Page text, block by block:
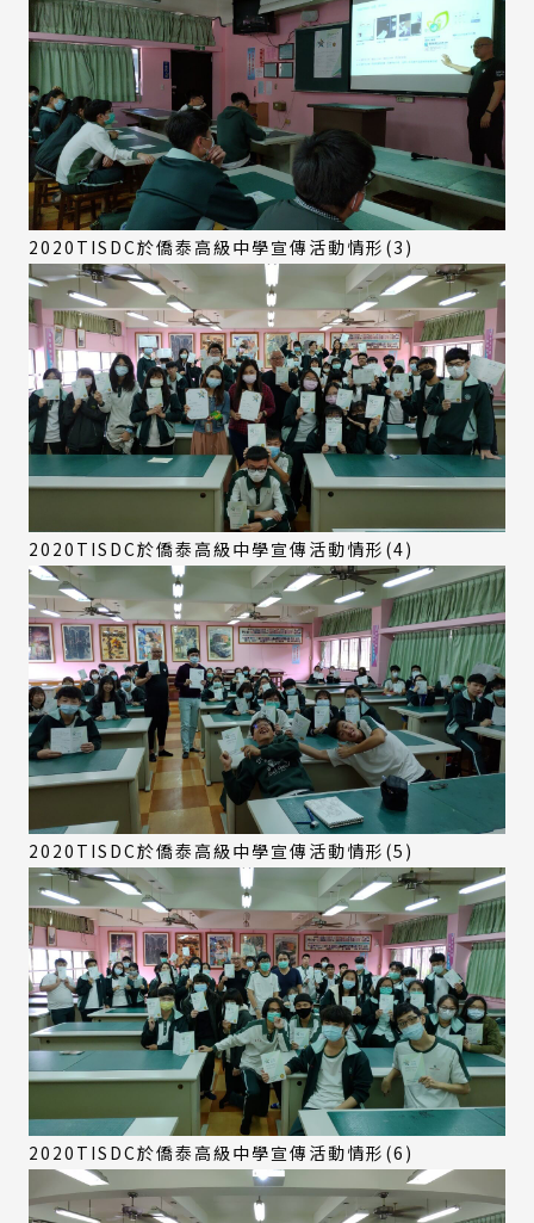
2020TISDC於僑泰高級中學宣傳活動情形(3)
2020TISDC於僑泰高級中學宣傳活動情形(4)
2020TISDC於僑泰高級中學宣傳活動情形(5)
2020TISDC於僑泰高級中學宣傳活動情形(6)